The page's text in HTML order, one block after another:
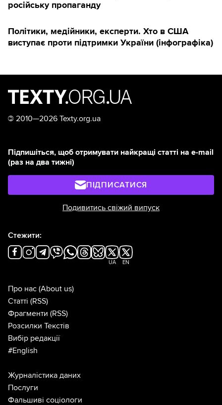
російську пропаганду
Політики, медійники, експерти. Хто в США
виступає проти підтримки України (інфографіка)
© 2010—2026 Texty.org.ua
Підпишіться, щоб отримувати найкращі статті на e-mail
(раз на два тижні)
ПІДПИСАТИСЯ
Подивитись свіжий випуск
Стежити:
UA EN
Про нас (About us)
Статті (RSS)
Фрагменти (RSS)
Розсилки Текстів
Вибір редакції
#English
Журналістика даних
Послуги
Фальшиві соціологи